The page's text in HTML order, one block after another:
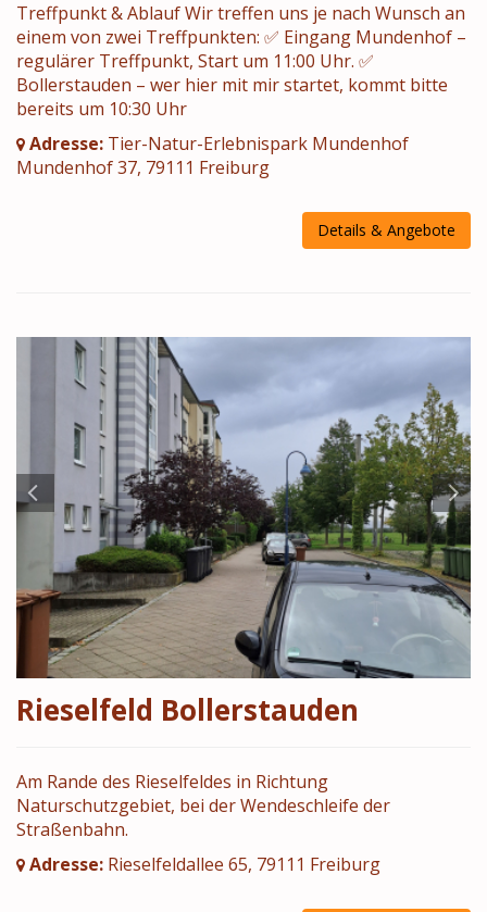
Treffpunkt & Ablauf Wir treffen uns je nach Wunsch an
einem von zwei Treffpunkten: ✅ Eingang Mundenhof –
regulärer Treffpunkt, Start um 11:00 Uhr. ✅
Bollerstauden – wer hier mit mir startet, kommt bitte
bereits um 10:30 Uhr
Adresse: Tier-Natur-Erlebnispark Mundenhof
Mundenhof 37, 79111 Freiburg
Details & Angebote
Rieselfeld Bollerstauden
Am Rande des Rieselfeldes in Richtung
Naturschutzgebiet, bei der Wendeschleife der
Straßenbahn.
Adresse: Rieselfeldallee 65, 79111 Freiburg